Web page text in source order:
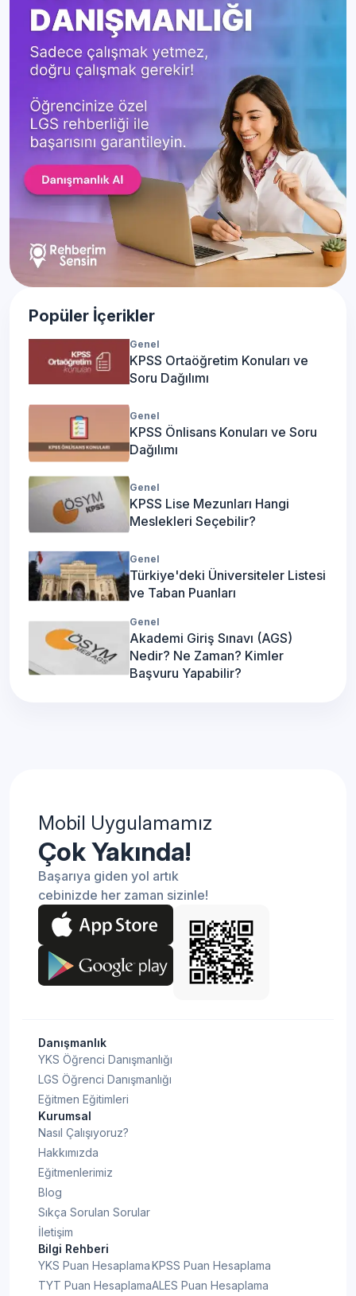
Popüler İçerikler
Genel
KPSS Ortaöğretim Konuları ve
Soru Dağılımı
Genel
KPSS Önlisans Konuları ve Soru
Dağılımı
Genel
KPSS Lise Mezunları Hangi
Meslekleri Seçebilir?
Genel
Türkiye'deki Üniversiteler Listesi
ve Taban Puanları
Genel
Akademi Giriş Sınavı (AGS)
Nedir? Ne Zaman? Kimler
Başvuru Yapabilir?
Mobil Uygulamamız
Çok Yakında!
Başarıya giden yol artık
cebinizde her zaman sizinle!
Danışmanlık
YKS Öğrenci Danışmanlığı
LGS Öğrenci Danışmanlığı
Eğitmen Eğitimleri
Kurumsal
Nasıl Çalışıyoruz?
Hakkımızda
Eğitmenlerimiz
Blog
Sıkça Sorulan Sorular
İletişim
Bilgi Rehberi
YKS Puan Hesaplama
TYT Puan Hesaplama
KPSS Puan Hesaplama
ALES Puan Hesaplama